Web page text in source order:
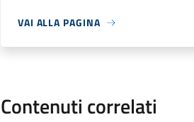
VAI ALLA PAGINA
Contenuti correlati